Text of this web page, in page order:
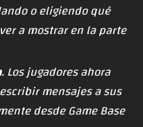
o eligiendo qué
a mostrar en la parte
. Los jugadores ahora
mensajes a sus
desde Game Base